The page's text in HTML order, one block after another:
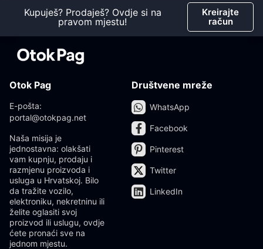
Kupuješ? Prodaješ? Ovdje si na
pravom mjestu!
Kreirajte
račun
Otok Pag
E-pošta:
portal@otokpag.net
Naša misija je
jednostavna: olakšati
vam kupnju, prodaju i
razmjenu proizvoda i
usluga u Hrvatskoj. Bilo
da tražite vozilo,
elektroniku, nekretninu ili
želite oglasiti svoj
proizvod ili uslugu, ovdje
ćete pronaći sve na
jednom mjestu.
Društvene mreže
WhatsApp
Facebook
Pinterest
Twitter
LinkedIn